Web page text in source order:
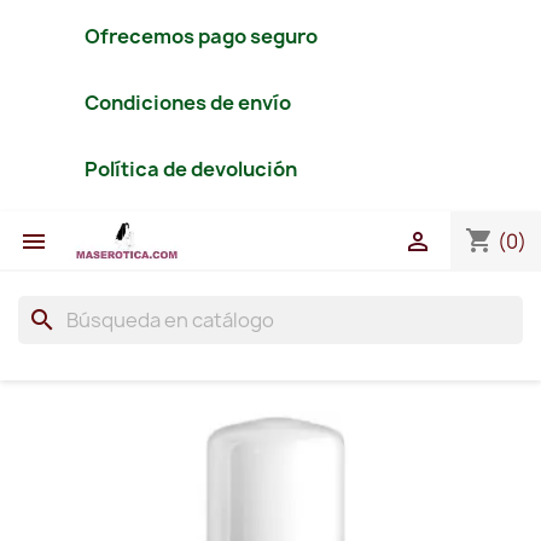
Ofrecemos pago seguro
Condiciones de envío
Política de devolución
 shopping_cart (0)

search